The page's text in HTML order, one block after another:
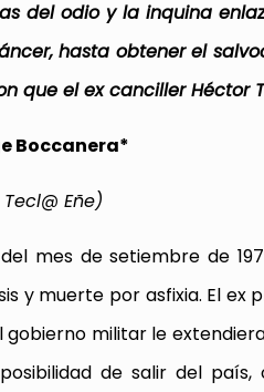
del odio y la inquina
hasta obtener el
que el ex canciller Héctor
Boccanera*
Eñe)
mes de setiembre de
y muerte por asfixia. El ex
gobierno militar le
de salir del